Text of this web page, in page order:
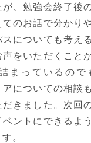
、勉強会終了後
てのお話で分かり
についても考え
をいただくこと
まっているので
についての相談
きました。次回
ントにできるよ
。